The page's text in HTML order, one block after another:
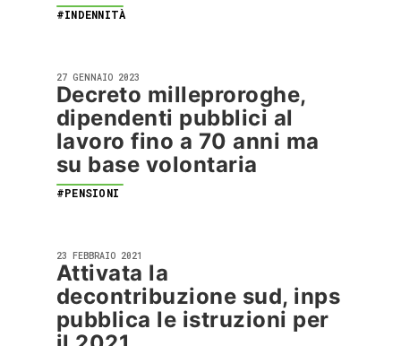
#INDENNITÀ
27 GENNAIO 2023
Decreto milleproroghe,
dipendenti pubblici al
lavoro fino a 70 anni ma
su base volontaria
#PENSIONI
23 FEBBRAIO 2021
Attivata la
decontribuzione sud, inps
pubblica le istruzioni per